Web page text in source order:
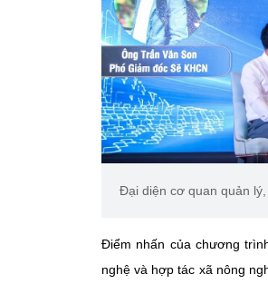
Đại diện cơ quan quản
Điểm nhấn của chương
nghệ và hợp tác xã nông